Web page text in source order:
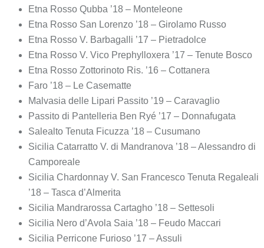
Etna Rosso Qubba ’18 – Monteleone
Etna Rosso San Lorenzo ’18 – Girolamo Russo
Etna Rosso V. Barbagalli ’17 – Pietradolce
Etna Rosso V. Vico Prephylloxera ’17 – Tenute Bosco
Etna Rosso Zottorinoto Ris. ’16 – Cottanera
Faro ’18 – Le Casematte
Malvasia delle Lipari Passito ’19 – Caravaglio
Passito di Pantelleria Ben Ryé ’17 – Donnafugata
Salealto Tenuta Ficuzza ’18 – Cusumano
Sicilia Catarratto V. di Mandranova ’18 – Alessandro di
Camporeale
Sicilia Chardonnay V. San Francesco Tenuta Regaleali
’18 – Tasca d’Almerita
Sicilia Mandrarossa Cartagho ’18 – Settesoli
Sicilia Nero d’Avola Saia ’18 – Feudo Maccari
Sicilia Perricone Furioso ’17 – Assuli